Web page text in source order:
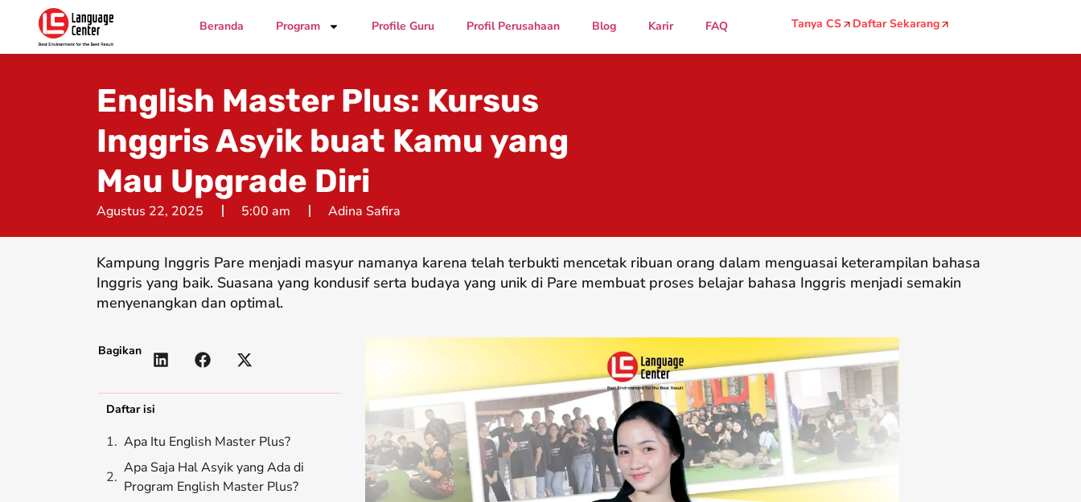
Beranda Program Profile Guru Profil Perusahaan Blog Karir FAQ Tanya CS Daftar Sekarang
English Master Plus: Kursus
Inggris Asyik buat Kamu yang
Mau Upgrade Diri
Agustus 22, 2025 5:00 am Adina Safira
Kampung Inggris Pare menjadi masyur namanya karena telah terbukti mencetak ribuan orang dalam menguasai keterampilan bahasa
Inggris yang baik. Suasana yang kondusif serta budaya yang unik di Pare membuat proses belajar bahasa Inggris menjadi semakin
menyenangkan dan optimal.
Bagikan
Daftar isi
Apa Itu English Master Plus?
Apa Saja Hal Asyik yang Ada di
Program English Master Plus?